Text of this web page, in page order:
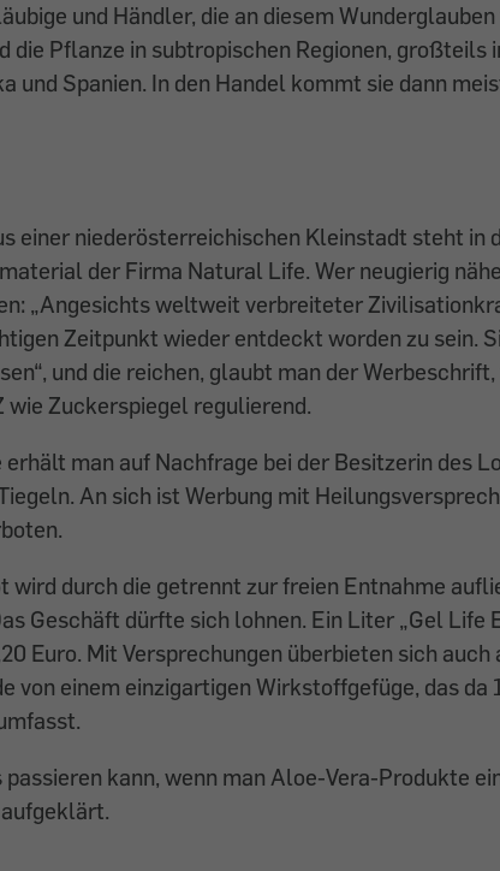
und Händler, die an diesem
die Pflanze in subtropischen Regionen, großteils
und Spanien. In den Handel kommt sie dann
einer niederösterreichischen Kleinstadt steht in
der Firma Natural Life. Wer neugierig
„Angesichts weltweit verbreiteter
Zeitpunkt wieder entdeckt worden zu sein.
und die reichen, glaubt man der
wie Zuckerspiegel regulierend.
erhält man auf Nachfrage bei der Besitzerin des
An sich ist Werbung mit
wird durch die getrennt zur freien Entnahme
Geschäft dürfte sich lohnen. Ein Liter „Gel Life
Euro. Mit Versprechungen überbieten sich auch
von einem einzigartigen Wirkstoffgefüge, das da
passieren kann, wenn man Aloe-Vera-Produkte